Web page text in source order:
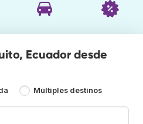
Ecuador desde
Múltiples destinos